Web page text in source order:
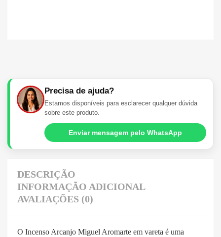
Precisa de ajuda?
Estamos disponíveis para esclarecer qualquer dúvida
sobre este produto.
Enviar mensagem pelo WhatsApp
DESCRIÇÃO
INFORMAÇÃO ADICIONAL
AVALIAÇÕES (0)
O Incenso Arcanjo Miguel Aromarte em vareta é uma